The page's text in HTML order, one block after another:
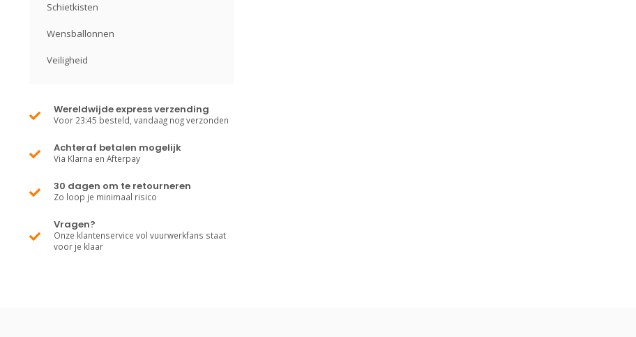
Schietkisten
Wensballonnen
Veiligheid
Wereldwijde express verzending
Voor 23:45 besteld, vandaag nog verzonden
Achteraf betalen mogelijk
Via Klarna en Afterpay
30 dagen om te retourneren
Zo loop je minimaal risico
Vragen?
Onze klantenservice vol vuurwerkfans staat
voor je klaar